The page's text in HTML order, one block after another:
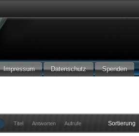
Impressum Datenschutz Spenden
Titel Antworten Aufrufe Sortierung